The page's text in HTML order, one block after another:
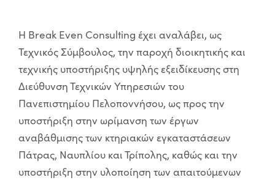
Η Break Even Consulting έχει αναλάβει, ως
Τεχνικός Σύμβουλος, την παροχή διοικητικής και
τεχνικής υποστήριξης υψηλής εξειδίκευσης στη
Διεύθυνση Τεχνικών Υπηρεσιών του
Πανεπιστημίου Πελοποννήσου, ως προς την
υποστήριξη στην ωρίμανση των έργων
αναβάθμισης των κτηριακών εγκαταστάσεων
Πάτρας, Ναυπλίου και Τρίπολης, καθώς και την
υποστήριξη στην υλοποίηση των απαιτούμενων